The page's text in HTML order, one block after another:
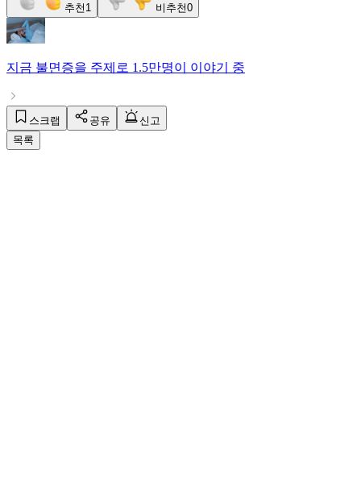
추천 1 비추천0
지금 불면증을 주제로 1.5만명이 이야기 중
스크랩 공유
신고
목록